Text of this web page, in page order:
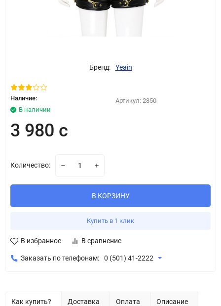
Бренд: Yeain
Наличие:
В наличии
Артикул: 2850
3 980 с
Количество:
В КОРЗИНУ
Купить в 1 клик
В избранное В сравнение
Заказать по телефонам: 0 (501) 41-2222
Как купить? Доставка Оплата Описание